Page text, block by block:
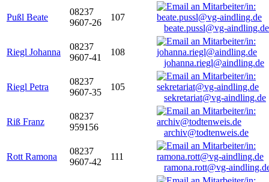
Pußl Beate
08237
9607-26
107
beate.pussl@vg-aindling.de
Riegl Johanna
08237
9607-41
108
johanna.riegl@aindling.de
Riegl Petra
08237
9607-35
105
sekretariat@vg-aindling.de
Riß Franz
08237
959156
archiv@todtenweis.de
Rott Ramona
08237
9607-42
111
ramona.rott@vg-